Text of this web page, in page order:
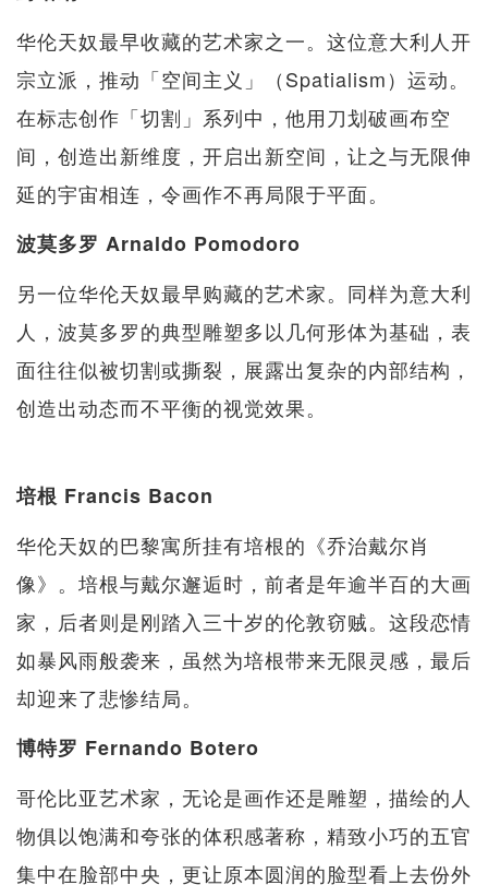
华伦天奴最早收藏的艺术家之一。这位意大利人开
宗立派，推动「空间主义」（Spatialism）运动。
在标志创作「切割」系列中，他用刀划破画布空
间，创造出新维度，开启出新空间，让之与无限伸
延的宇宙相连，令画作不再局限于平面。
波莫多罗 Arnaldo Pomodoro
另一位华伦天奴最早购藏的艺术家。同样为意大利
人，波莫多罗的典型雕塑多以几何形体为基础，表
面往往似被切割或撕裂，展露出复杂的内部结构，
创造出动态而不平衡的视觉效果。
培根 Francis Bacon
华伦天奴的巴黎寓所挂有培根的《乔治戴尔肖
像》。培根与戴尔邂逅时，前者是年逾半百的大画
家，后者则是刚踏入三十岁的伦敦窃贼。这段恋情
如暴风雨般袭来，虽然为培根带来无限灵感，最后
却迎来了悲惨结局。
博特罗 Fernando Botero
哥伦比亚艺术家，无论是画作还是雕塑，描绘的人
物俱以饱满和夸张的体积感著称，精致小巧的五官
集中在脸部中央，更让原本圆润的脸型看上去份外